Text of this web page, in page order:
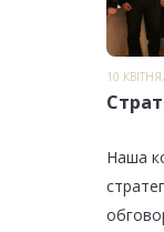
10
Наша